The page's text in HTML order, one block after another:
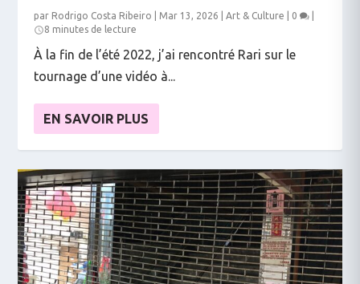
par Rodrigo Costa Ribeiro Mar 13, 2026 |Art & Culture 0
8 minutes de lecture
À la fin de l’été 2022, j’ai rencontré Rari sur le
tournage d’une vidéo à...
EN SAVOIR PLUS